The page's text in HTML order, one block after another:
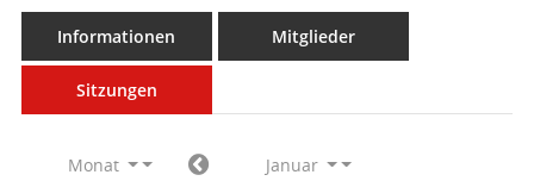
Informationen Mitglieder
Sitzungen
Monat
Januar